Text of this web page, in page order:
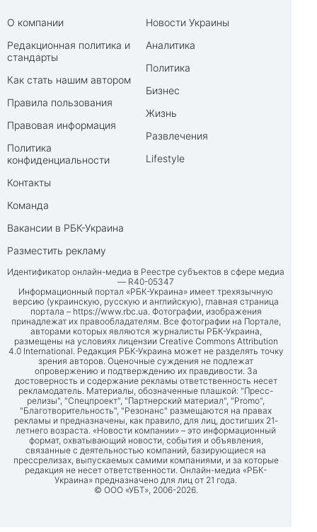
О компании
Редакционная политика и
стандарты
Как стать нашим автором
Правила пользования
Правовая информация
Политика
конфиденциальности
Контакты
Команда
Вакансии в РБК-Украина
Разместить рекламу
Новости Украины
Аналитика
Политика
Бизнес
Жизнь
Развлечения
Lifestyle
Идентификатор онлайн-медиа в Реестре субъектов в сфере медиа
— R40-05347
Информационный портал «РБК-Украина» имеет трехязычную
версию (украинскую, русскую и английскую), главная страница
портала – https://www.rbc.ua. Фотографии, изображения
принадлежат их правообладателям. Все фотографии на Портале,
авторами которых являются журналисты РБК-Украина,
размещены на условиях лицензии Creative Commons Attribution
4.0 International. Редакция РБК-Украина может не разделять точку
зрения авторов. Оценочные суждения не подлежат
опровержению и подтверждению их правдивости. За
достоверность и содержание рекламы ответственность несет
рекламодатель. Материалы, обозначенные плашкой: "Пресс-
релизы", "Спецпроект", "Партнерский материал", "Promo",
"Благотворительность", "Резонанс" размещаются на правах
рекламы и предназначены, как правило, для лиц, достигших 21-
летнего возраста. «Новости компании» – это информационный
формат, охватывающий новости, события и объявления,
связанные с деятельностью компаний, базирующиеся на
прессрелизах, выпускаемых самими компаниями, и за которые
редакция не несет ответственности. Онлайн-медиа «РБК-
Украина» предназначено для лиц от 21 года.
© ООО «УБТ», 2006-2026.